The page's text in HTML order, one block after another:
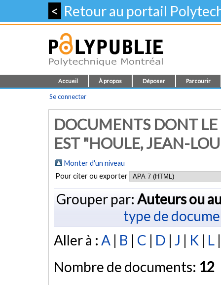
< Retour au portail
Accueil À propos Déposer Parcourir
Se connecter
DOCUMENTS DONT
EST "HOULE, JEAN-
Monter d'un niveau
Pour citer ou exporter
Grouper par: Auteurs ou
type de
Aller à : A | B | C | D | J | K | L
Nombre de documents: 12